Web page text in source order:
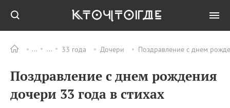
33 года Дочери Поздравление с днем
Поздравление с днем рождения
дочери 33 года в стихах
ПРАЗДНИКИ Все
08.08 День «Счастье
случается» (Happiness
Happens Day)